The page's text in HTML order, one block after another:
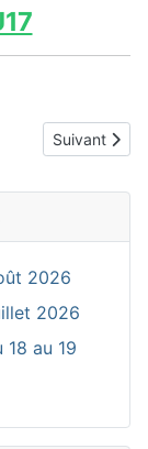
de-Baroille du
Article
Suivant
2026
2026
au 19